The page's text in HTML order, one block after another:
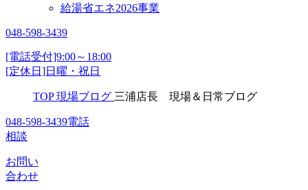
給湯省エネ2026事業
048-598-3439
[電話受付]9:00～18:00
[定休日]日曜・祝日
TOP 現場ブログ 三浦店長 現場＆日常ブログ
048-598-3439電話
相談
お問い
合わせ